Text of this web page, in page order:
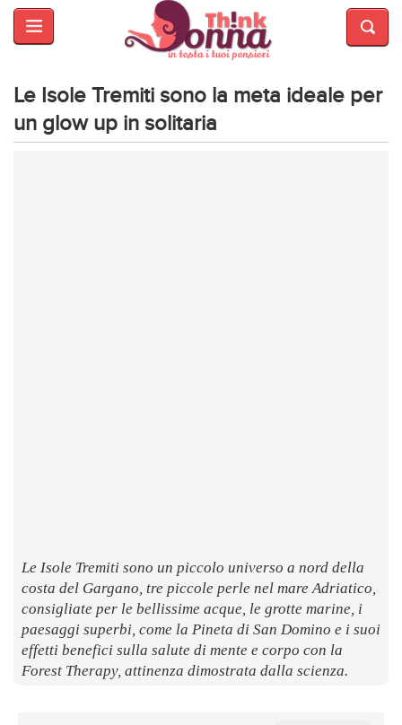
HOME
E
BELLEZZA
MODA
Le Isole Tremiti sono la meta ideale per
un glow up in solitaria
Le Isole Tremiti sono un piccolo universo a nord della
costa del Gargano, tre piccole perle nel mare Adriatico,
consigliate per le bellissime acque, le grotte marine, i
paesaggi superbi, come la Pineta di San Domino e i suoi
effetti benefici sulla salute di mente e corpo con la
Forest Therapy, attinenza dimostrata dalla scienza.